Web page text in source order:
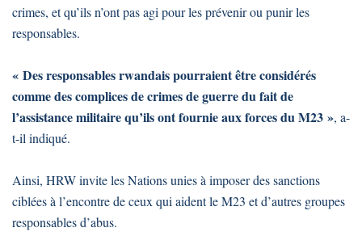
crimes, et qu’ils n’ont pas agi pour les prévenir ou punir les
responsables.
« Des responsables rwandais pourraient être considérés
comme des complices de crimes de guerre du fait de
l’assistance militaire qu’ils ont fournie aux forces du M23 », a-
t-il indiqué.
Ainsi, HRW invite les Nations unies à imposer des sanctions
ciblées à l’encontre de ceux qui aident le M23 et d’autres groupes
responsables d’abus.